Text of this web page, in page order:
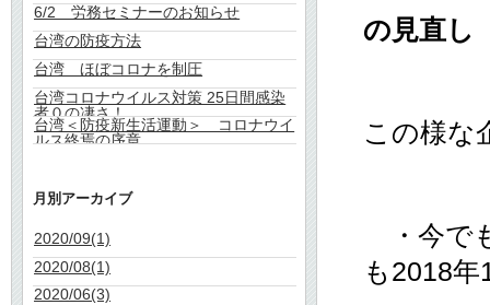
6/2 労務セミナーのお知らせ
台湾の防疫方法
台湾 ほぼコロナを制圧
台湾コロナウイルス対策 25日間感染
台湾＜防疫新生活運動＞ コロナウイ
月別アーカイブ
2020/09(1)
2020/08(1)
2020/06(3)
の見直し
この様な
・今で
も2018